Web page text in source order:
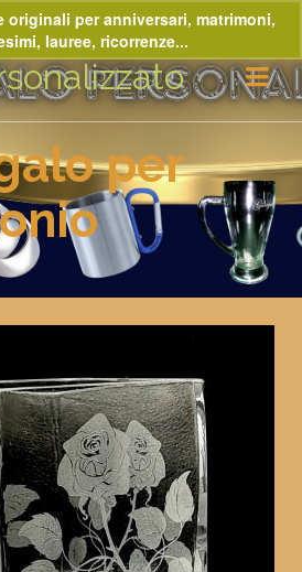
per
originali per anniversari, matrimoni,
lauree, ricorrenze...